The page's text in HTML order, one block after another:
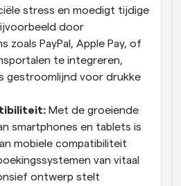
stress en moedigt tijdige
door
zoals PayPal, Apple Pay, of
te integreren,
gestroomlijnd voor drukke
Met de groeiende
smartphones en tablets is
mobiele compatibiliteit
van vitaal
ontwerp stelt